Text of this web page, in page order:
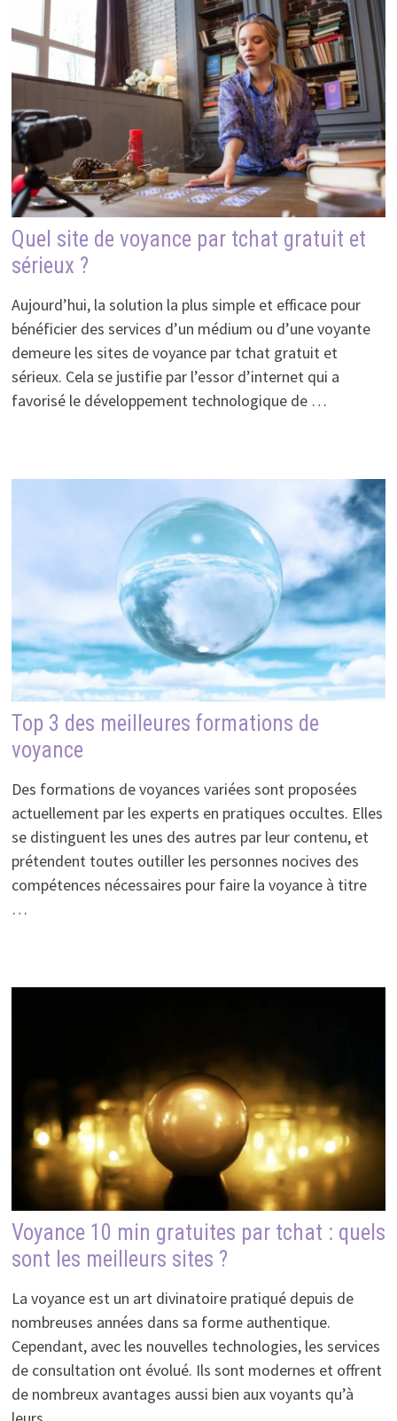
Quel site de voyance par tchat gratuit et
sérieux ?
Aujourd’hui, la solution la plus simple et efficace pour
bénéficier des services d’un médium ou d’une voyante
demeure les sites de voyance par tchat gratuit et
sérieux. Cela se justifie par l’essor d’internet qui a
favorisé le développement technologique de …
Top 3 des meilleures formations de
voyance
Des formations de voyances variées sont proposées
actuellement par les experts en pratiques occultes. Elles
se distinguent les unes des autres par leur contenu, et
prétendent toutes outiller les personnes nocives des
compétences nécessaires pour faire la voyance à titre
…
Voyance 10 min gratuites par tchat : quels
sont les meilleurs sites ?
La voyance est un art divinatoire pratiqué depuis de
nombreuses années dans sa forme authentique.
Cependant, avec les nouvelles technologies, les services
de consultation ont évolué. Ils sont modernes et offrent
de nombreux avantages aussi bien aux voyants qu’à